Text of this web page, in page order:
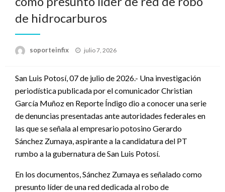
de hidrocarburos
soporteinfix
Publicado
julio 7, 2026
San Luis Potosí, 07 de julio de 2026.- Una investigación
periodística publicada por el comunicador Christian
García Muñoz en Reporte Índigo dio a conocer una serie
de denuncias presentadas ante autoridades federales en
las que se señala al empresario potosino Gerardo
Sánchez Zumaya, aspirante a la candidatura del PT
rumbo a la gubernatura de San Luis Potosí.
En los documentos, Sánchez Zumaya es señalado como
presunto líder de una red dedicada al robo de